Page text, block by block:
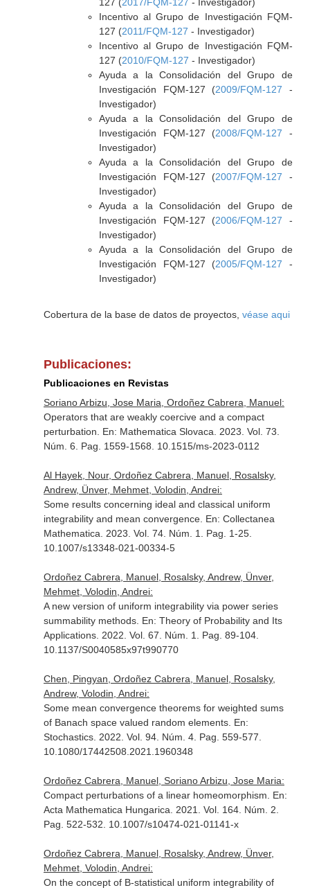
Incentivo al Grupo de Investigación FQM-
127 (2011/FQM-127 - Investigador)
Incentivo al Grupo de Investigación FQM-
127 (2010/FQM-127 - Investigador)
Ayuda a la Consolidación del Grupo de
Investigación FQM-127 (2009/FQM-127 -
Investigador)
Ayuda a la Consolidación del Grupo de
Investigación FQM-127 (2008/FQM-127 -
Investigador)
Ayuda a la Consolidación del Grupo de
Investigación FQM-127 (2007/FQM-127 -
Investigador)
Ayuda a la Consolidación del Grupo de
Investigación FQM-127 (2006/FQM-127 -
Investigador)
Ayuda a la Consolidación del Grupo de
Investigación FQM-127 (2005/FQM-127 -
Investigador)
Cobertura de la base de datos de proyectos, véase aqui
Publicaciones:
Publicaciones en Revistas
Soriano Arbizu, Jose Maria, Ordoñez Cabrera, Manuel:
Operators that are weakly coercive and a compact
perturbation. En: Mathematica Slovaca . 2023. Vol. 73.
Núm. 6. Pag. 1559-1568. 10.1515/ms-2023-0112
Al Hayek, Nour, Ordoñez Cabrera, Manuel, Rosalsky,
Andrew, Ünver, Mehmet, Volodin, Andrei:
Some results concerning ideal and classical uniform
integrability and mean convergence. En: Collectanea
Mathematica . 2023. Vol. 74. Núm. 1. Pag. 1-25.
10.1007/s13348-021-00334-5
Ordoñez Cabrera, Manuel, Rosalsky, Andrew, Ünver,
Mehmet, Volodin, Andrei:
A new version of uniform integrability via power series
summability methods. En: Theory of Probability and Its
Applications. 2022. Vol. 67. Núm. 1. Pag. 89-104.
10.1137/S0040585x97t990770
Chen, Pingyan, Ordoñez Cabrera, Manuel, Rosalsky,
Andrew, Volodin, Andrei:
Some mean convergence theorems for weighted sums
of Banach space valued random elements. En:
Stochastics. 2022. Vol. 94. Núm. 4. Pag. 559-577.
10.1080/17442508.2021.1960348
Ordoñez Cabrera, Manuel, Soriano Arbizu, Jose Maria:
Compact perturbations of a linear homeomorphism. En:
Acta Mathematica Hungarica . 2021. Vol. 164. Núm. 2.
Pag. 522-532. 10.1007/s10474-021-01141-x
Ordoñez Cabrera, Manuel, Rosalsky, Andrew, Ünver,
Mehmet, Volodin, Andrei:
On the concept of B-statistical uniform integrability of